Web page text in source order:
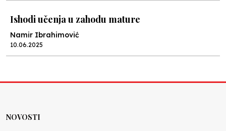
Ishodi učenja u zahodu mature
Namir Ibrahimović
10.06.2025
NOVOSTI